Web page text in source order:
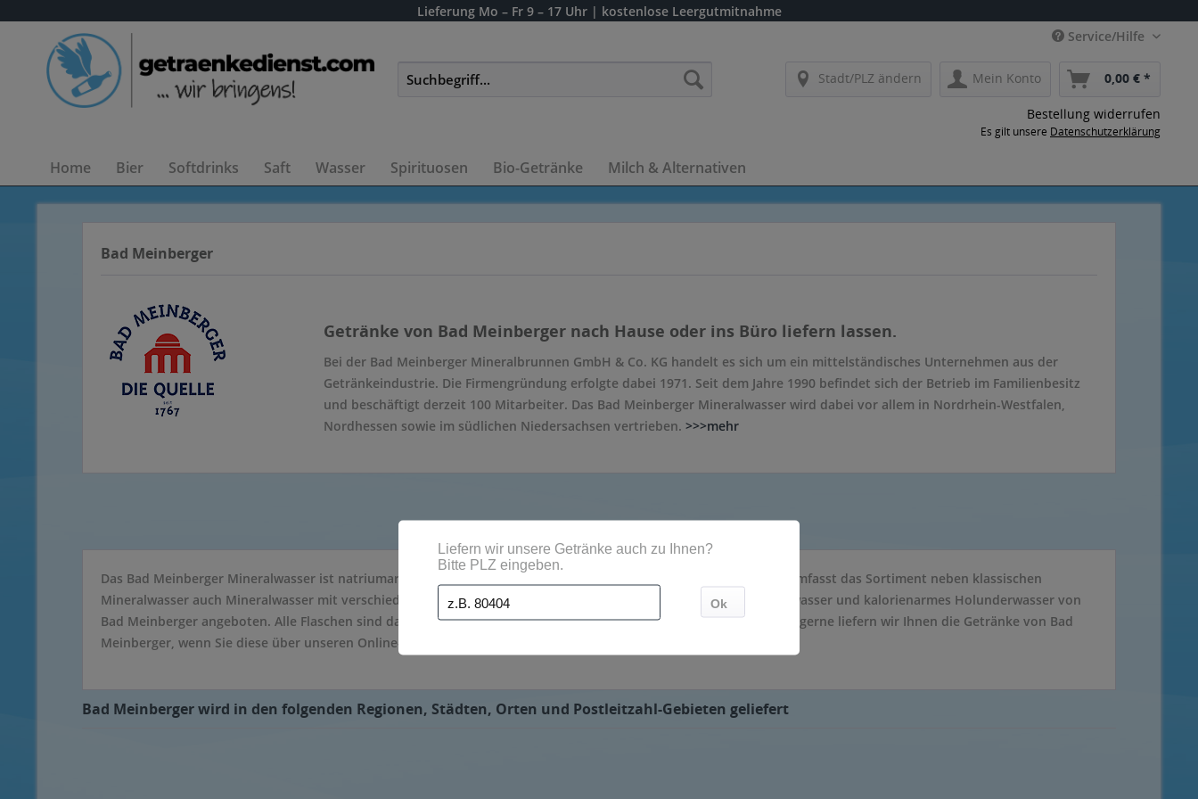
Lieferung Mo – Fr 9 – 17 Uhr | kostenlose Leergutmitnahme
Service/Hilfe
Stadt/PLZ ändern Mein Konto 0,00 € *
Bestellung widerrufen
Es gilt unsere Datenschutzerklärung
Home Bier Softdrinks Saft Wasser Spirituosen Bio-Getränke Milch & Alternativen
Bad Meinberger
Getränke von Bad Meinberger nach Hause oder ins Büro liefern lassen.
Bei der Bad Meinberger Mineralbrunnen GmbH & Co. KG handelt es sich um ein mittelständisches Unternehmen aus der
Getränkeindustrie. Die Firmengründung erfolgte dabei 1971. Seit dem Jahre 1990 befindet sich der Betrieb im Familienbesitz
und beschäftigt derzeit 100 Mitarbeiter. Das Bad Meinberger Mineralwasser wird dabei vor allem in Nordrhein-Westfalen,
Nordhessen sowie im südlichen Niedersachsen vertrieben. >>>mehr
Das Bad Meinberger Mineralwasser ist natriumarm, magnesiumhaltig und mit 328 mg/l reich an Calcium. Aktuell umfasst das Sortiment neben klassischen
Mineralwasser auch Mineralwasser mit verschiedenen Geschmacksrichtungen. So werden kalorienfreies Zitronenwasser und kalorienarmes Holunderwasser von
Bad Meinberger angeboten. Alle Flaschen sind dabei im PET-Format und als Glas Mehrwegflaschen erhältlich. Sehr gerne liefern wir Ihnen die Getränke von Bad
Meinberger, wenn Sie diese über unseren Online-Shop bestellen.
Bad Meinberger wird in den folgenden Regionen, Städten, Orten und Postleitzahl-Gebieten geliefert